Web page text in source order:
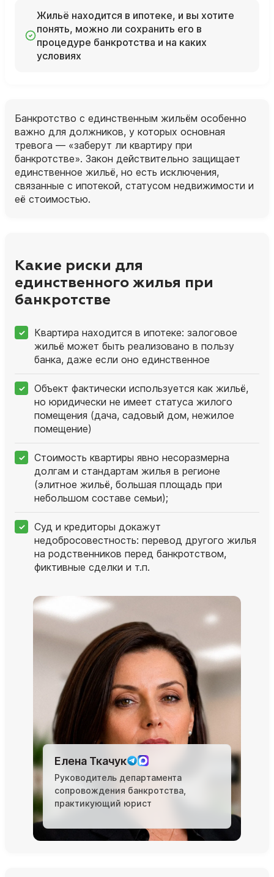
Жильё находится в ипотеке, и вы хотите
понять, можно ли сохранить его в
процедуре банкротства и на каких
условиях
Банкротство с единственным жильём особенно
важно для должников, у которых основная
тревога — «заберут ли квартиру при
банкротстве». Закон действительно защищает
единственное жильё, но есть исключения,
связанные с ипотекой, статусом недвижимости и
её стоимостью.
Какие риски для
единственного жилья при
банкротстве
Квартира находится в ипотеке: залоговое
жильё может быть реализовано в пользу
банка, даже если оно единственное
Объект фактически используется как жильё,
но юридически не имеет статуса жилого
помещения (дача, садовый дом, нежилое
помещение)
Стоимость квартиры явно несоразмерна
долгам и стандартам жилья в регионе
(элитное жильё, большая площадь при
небольшом составе семьи);
Суд и кредиторы докажут
недобросовестность: перевод другого жилья
на родственников перед банкротством,
фиктивные сделки и т.п.
Елена Ткачук
Руководитель департамента
сопровождения банкротства,
практикующий юрист